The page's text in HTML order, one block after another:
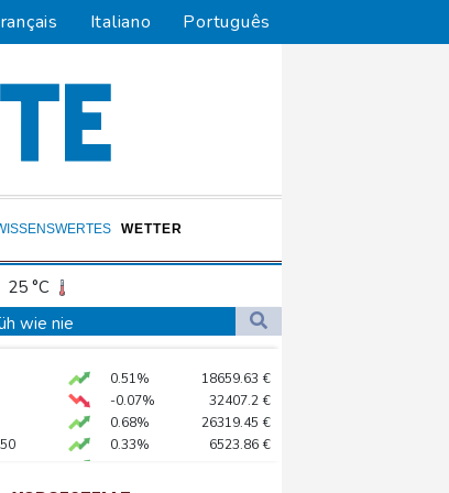
Italiano Português
WETTER
25 °C
wie nie
in Rotterdam
Lkw
0.51% 18659.63 €
-0.07% 32407.2 €
0.68% 26319.45 €
0.33% 6523.86 €
2.28%